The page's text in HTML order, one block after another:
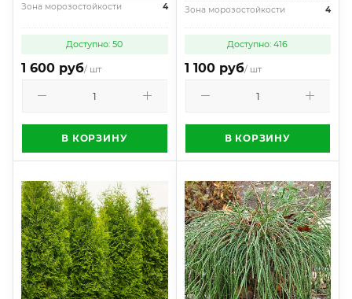
Зона морозостойкости 4
Доступно: 50
1 600 руб/ шт
В КОРЗИНУ
Зона морозостойкости 4
Доступно: 416
1 100 руб/ шт
В КОРЗИНУ